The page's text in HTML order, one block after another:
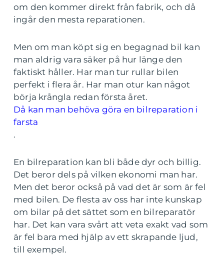
om den kommer direkt från fabrik, och då
ingår den mesta reparationen.
Men om man köpt sig en begagnad bil kan
man aldrig vara säker på hur länge den
faktiskt håller. Har man tur rullar bilen
perfekt i flera år. Har man otur kan något
börja krångla redan första året.
Då kan man behöva göra en bilreparation i
farsta
.
En bilreparation kan bli både dyr och billig.
Det beror dels på vilken ekonomi man har.
Men det beror också på vad det är som är fel
med bilen. De flesta av oss har inte kunskap
om bilar på det sättet som en bilreparatör
har. Det kan vara svårt att veta exakt vad som
är fel bara med hjälp av ett skrapande ljud,
till exempel.